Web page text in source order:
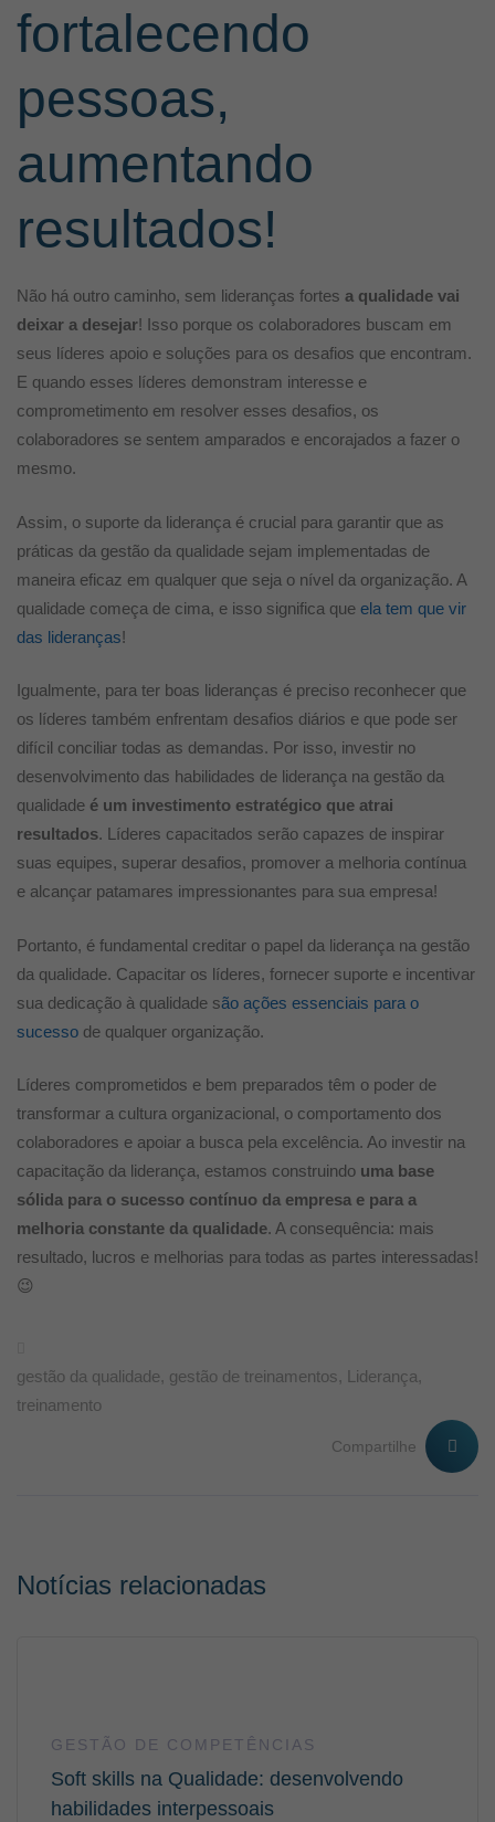
fortalecendo
pessoas,
aumentando
resultados!
Não há outro caminho, sem lideranças fortes a qualidade vai
deixar a desejar! Isso porque os colaboradores buscam em
seus líderes apoio e soluções para os desafios que encontram.
E quando esses líderes demonstram interesse e
comprometimento em resolver esses desafios, os
colaboradores se sentem amparados e encorajados a fazer o
mesmo.
Assim, o suporte da liderança é crucial para garantir que as
práticas da gestão da qualidade sejam implementadas de
maneira eficaz em qualquer que seja o nível da organização. A
qualidade começa de cima, e isso significa que ela tem que vir
das lideranças!
Igualmente, para ter boas lideranças é preciso reconhecer que
os líderes também enfrentam desafios diários e que pode ser
difícil conciliar todas as demandas. Por isso, investir no
desenvolvimento das habilidades de liderança na gestão da
qualidade é um investimento estratégico que atrai
resultados. Líderes capacitados serão capazes de inspirar
suas equipes, superar desafios, promover a melhoria contínua
e alcançar patamares impressionantes para sua empresa!
Portanto, é fundamental creditar o papel da liderança na gestão
da qualidade. Capacitar os líderes, fornecer suporte e incentivar
sua dedicação à qualidade são ações essenciais para o
sucesso de qualquer organização.
Líderes comprometidos e bem preparados têm o poder de
transformar a cultura organizacional, o comportamento dos
colaboradores e apoiar a busca pela excelência. Ao investir na
capacitação da liderança, estamos construindo uma base
sólida para o sucesso contínuo da empresa e para a
melhoria constante da qualidade. A consequência: mais
resultado, lucros e melhorias para todas as partes interessadas!
😉
gestão da qualidade, gestão de treinamentos, Liderança,
treinamento
Compartilhe
Notícias relacionadas
GESTÃO DE COMPETÊNCIAS
Soft skills na Qualidade: desenvolvendo
habilidades interpessoais